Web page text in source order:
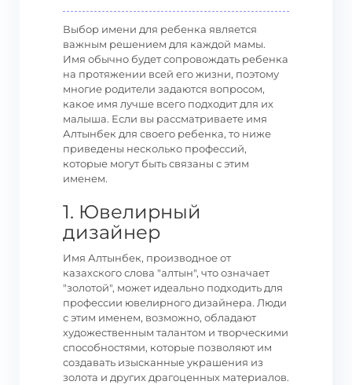
Выбор имени для ребенка является
важным решением для каждой мамы.
Имя обычно будет сопровождать ребенка
на протяжении всей его жизни, поэтому
многие родители задаются вопросом,
какое имя лучше всего подходит для их
малыша. Если вы рассматриваете имя
Алтынбек для своего ребенка, то ниже
приведены несколько профессий,
которые могут быть связаны с этим
именем.
1. Ювелирный
дизайнер
Имя Алтынбек, производное от
казахского слова "алтын", что означает
"золотой", может идеально подходить для
профессии ювелирного дизайнера. Люди
с этим именем, возможно, обладают
художественным талантом и творческими
способностями, которые позволяют им
создавать изысканные украшения из
золота и других драгоценных материалов.